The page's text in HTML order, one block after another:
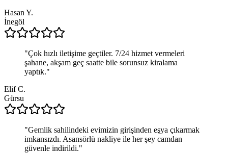
Hasan Y.
İnegöl
"Çok hızlı iletişime geçtiler. 7/24 hizmet vermeleri
şahane, akşam geç saatte bile sorunsuz kiralama
yaptık."
Elif C.
Gürsu
"Gemlik sahilindeki evimizin girişinden eşya çıkarmak
imkansızdı. Asansörlü nakliye ile her şey camdan
güvenle indirildi."